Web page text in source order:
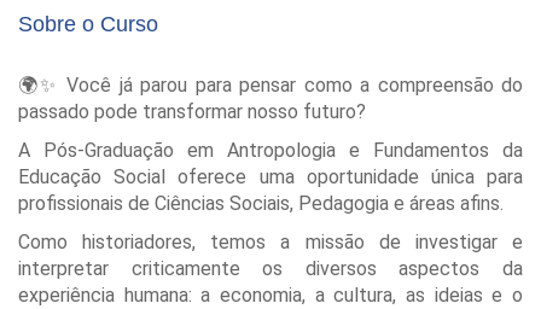
Sobre o Curso
🌍✨ Você já parou para pensar como a compreensão do
passado pode transformar nosso futuro?
A Pós-Graduação em Antropologia e Fundamentos da
Educação Social oferece uma oportunidade única para
profissionais de Ciências Sociais, Pedagogia e áreas afins.
Como historiadores, temos a missão de investigar e
interpretar criticamente os diversos aspectos da
experiência humana: a economia, a cultura, as ideias e o